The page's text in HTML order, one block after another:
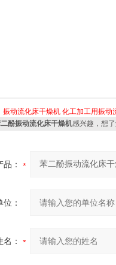
振动流化床干燥机 化工加工用振动
酚振动流化床干燥机感兴趣，想
品：
：
：